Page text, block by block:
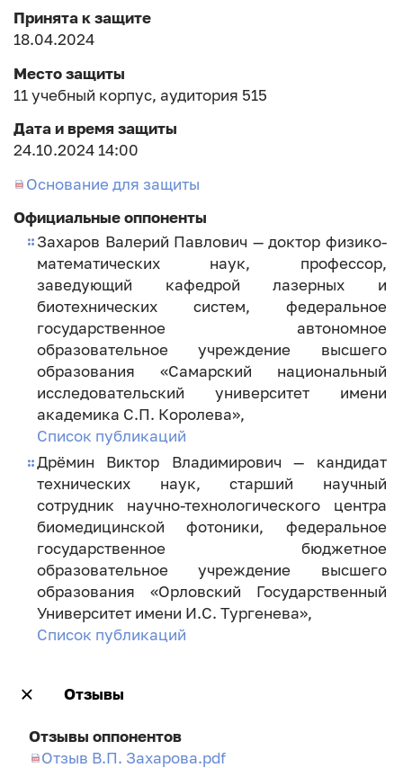
Принята к защите
18.04.2024
Место защиты
11 учебный корпус, аудитория 515
Дата и время защиты
24.10.2024 14:00
Основание для защиты
Официальные оппоненты
Захаров Валерий Павлович — доктор физико-
математических наук, профессор,
заведующий кафедрой лазерных и
биотехнических систем, федеральное
государственное автономное
образовательное учреждение высшего
образования «Самарский национальный
исследовательский университет имени
академика С.П. Королева»,
Список публикаций
Дрёмин Виктор Владимирович — кандидат
технических наук, старший научный
сотрудник научно-технологического центра
биомедицинской фотоники, федеральное
государственное бюджетное
образовательное учреждение высшего
образования «Орловский Государственный
Университет имени И.С. Тургенева»,
Список публикаций
Отзывы
Отзывы оппонентов
Отзыв В.П. Захарова.pdf